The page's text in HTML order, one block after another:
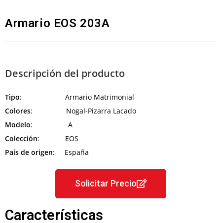
Armario EOS 203A
Descripción del producto
Tipo: Armario Matrimonial
Colores: Nogal-Pizarra Lacado
Modelo: A
Colección: EOS
País de origen: España
Solicitar Precio
Características